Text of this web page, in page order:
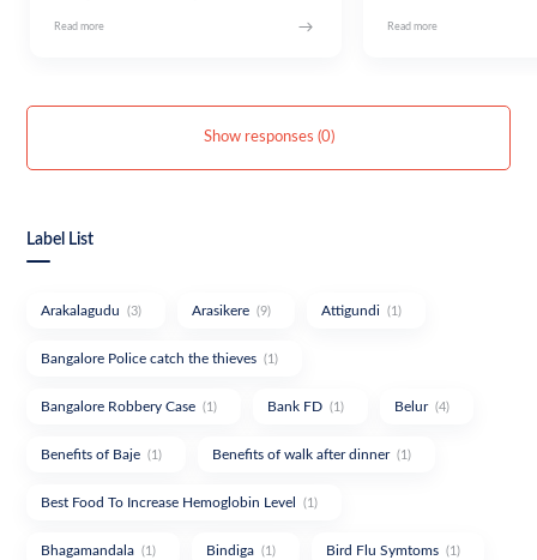
Show responses (0)
Label List
Arakalagudu (3) Arasikere (9) Attigundi (1)
Bangalore Police catch the thieves (1)
Bangalore Robbery Case (1) Bank FD (1) Belur (4)
Benefits of Baje (1) Benefits of walk after dinner (1)
Best Food To Increase Hemoglobin Level (1)
Bhagamandala (1) Bindiga (1) Bird Flu Symtoms (1)